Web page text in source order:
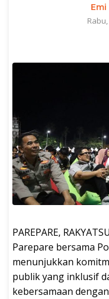
Rabu,
PAREPARE,
Parepare bersama
menunjukkan
publik yang inklusif
kebersamaan